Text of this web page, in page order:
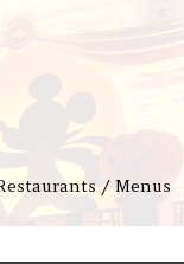
/ Menus